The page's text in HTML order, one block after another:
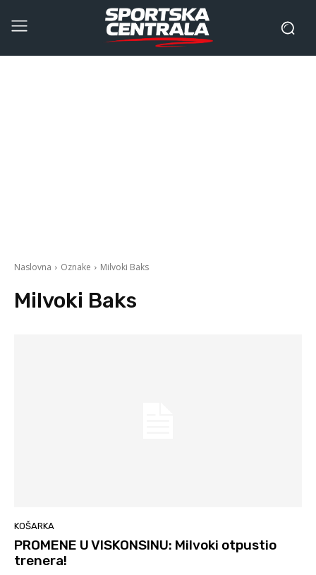
Naslovna Oznake Milvoki Baks
Milvoki Baks
KOŠARKA
PROMENE U VISKONSINU: Milvoki otpustio
trenera!